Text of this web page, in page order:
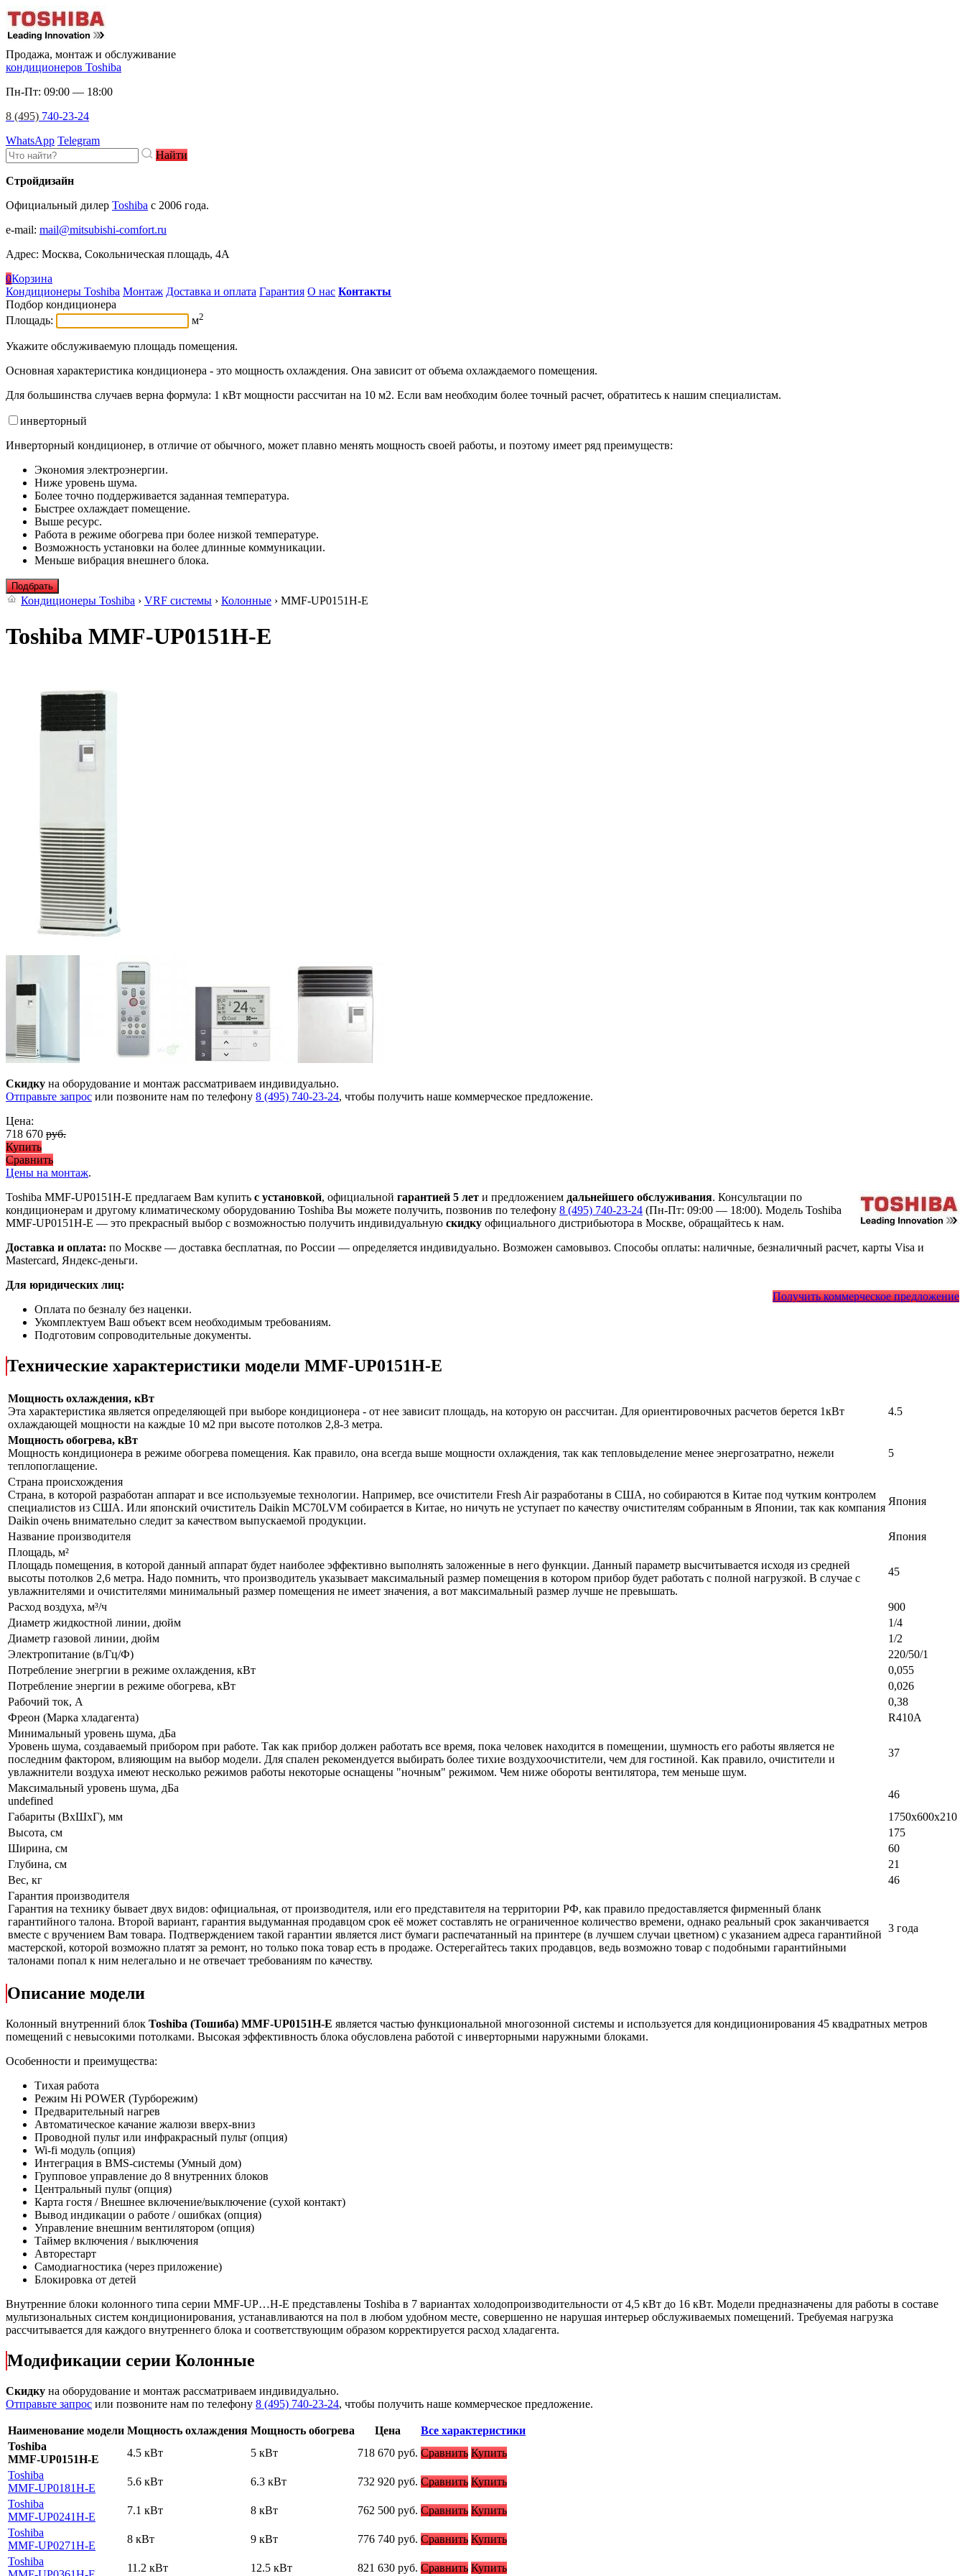
Продажа, монтаж и обслуживание
кондиционеров Toshiba
Пн-Пт: 09:00 — 18:00
8 (495) 740-23-24
WhatsApp Telegram
Найти
Стройдизайн
Официальный дилер Toshiba c 2006 года.
e-mail: mail@mitsubishi-comfort.ru
Адрес: Москва, Сокольническая площадь, 4А
0Корзина
Кондиционеры Toshiba Монтаж Доставка и оплата Гарантия О нас Контакты
Подбор кондиционера
Площадь:
м2
Укажите обслуживаемую площадь помещения.
Основная характеристика кондиционера - это мощность охлаждения. Она зависит от объема охлаждаемого помещения.
Для большинства случаев верна формула: 1 кВт мощности рассчитан на 10 м2. Если вам необходим более точный расчет, обратитесь к нашим специалистам.
инверторный
Инверторный кондиционер, в отличие от обычного, может плавно менять мощность своей работы, и поэтому имеет ряд преимуществ:
Экономия электроэнергии.
Ниже уровень шума.
Более точно поддерживается заданная температура.
Быстрее охлаждает помещение.
Выше ресурс.
Работа в режиме обогрева при более низкой температуре.
Возможность установки на более длинные коммуникации.
Меньше вибрация внешнего блока.
Подбрать
Кондиционеры Toshiba › VRF системы › Колонные › MMF-UP0151H-E
Toshiba MMF-UP0151H-E
Скидку на оборудование и монтаж рассматриваем индивидуально.
Отправьте запрос или позвоните нам по телефону 8 (495) 740-23-24, чтобы получить наше коммерческое предложение.
Цена:
718 670 руб.
Купить
Сравнить
Цены на монтаж.
Toshiba MMF-UP0151H-E предлагаем Вам купить с установкой, официальной гарантией 5 лет и предложением дальнейшего обслуживания. Консультации по
кондиционерам и другому климатическому оборудованию Toshiba Вы можете получить, позвонив по телефону 8 (495) 740-23-24 (Пн-Пт: 09:00 — 18:00). Модель Toshiba
MMF-UP0151H-E — это прекрасный выбор с возможностью получить индивидуальную скидку официального дистрибьютора в Москве, обращайтесь к нам.
Доставка и оплата: по Москве — доставка бесплатная, по России — определяется индивидуально. Возможен самовывоз. Способы оплаты: наличные, безналичный расчет, карты Visa и
Mastercard, Яндекс-деньги.
Получить коммерческое предложение
Для юридических лиц:
Оплата по безналу без наценки.
Укомплектуем Ваш объект всем необходимым требованиям.
Подготовим сопроводительные документы.
Технические характеристики модели MMF-UP0151H-E
Мощность охлаждения, кВт
Эта характеристика является определяющей при выборе кондиционера - от нее зависит площадь, на которую он рассчитан. Для ориентировочных расчетов берется 1кВт
охлаждающей мощности на каждые 10 м2 при высоте потолков 2,8-3 метра.
4.5
Мощность обогрева, кВт
Мощность кондиционера в режиме обогрева помещения. Как правило, она всегда выше мощности охлаждения, так как тепловыделение менее энергозатратно, нежели
теплопоглащение.
5
Страна происхождения
Страна, в которой разработан аппарат и все используемые технологии. Например, все очистители Fresh Air разработаны в США, но собираются в Китае под чутким контролем
специалистов из США. Или японский очиститель Daikin MC70LVM собирается в Китае, но ничуть не уступает по качеству очистителям собранным в Японии, так как компания
Daikin очень внимательно следит за качеством выпускаемой продукции.
Япония
Название производителя
Япония
Площадь, м²
Площадь помещения, в которой данный аппарат будет наиболее эффективно выполнять заложенные в него функции. Данный параметр высчитывается исходя из средней
высоты потолков 2,6 метра. Надо помнить, что производитель указывает максимальный размер помещения в котором прибор будет работать с полной нагрузкой. В случае с
увлажнителями и очистителями минимальный размер помещения не имеет значения, а вот максимальный размер лучше не превышать.
45
Расход воздуха, м³/ч
900
Диаметр жидкостной линии, дюйм
1/4
Диаметр газовой линии, дюйм
1/2
Электропитание (в/Гц/Ф)
220/50/1
Потребление энегргии в режиме охлаждения, кВт
0,055
Потребление энергии в режиме обогрева, кВт
0,026
Рабочий ток, А
0,38
Фреон (Марка хладагента)
R410A
Минимальный уровень шума, дБа
Уровень шума, создаваемый прибором при работе. Так как прибор должен работать все время, пока человек находится в помещении, шумность его работы является не
последним фактором, влияющим на выбор модели. Для спален рекомендуется выбирать более тихие воздухоочистители, чем для гостиной. Как правило, очистители и
увлажнители воздуха имеют несколько режимов работы некоторые оснащены "ночным" режимом. Чем ниже обороты вентилятора, тем меньше шум.
37
Максимальный уровень шума, дБа
undefined
46
Габариты (ВxШxГ), мм
1750х600х210
Высота, см
175
Ширина, см
60
Глубина, см
21
Вес, кг
46
Гарантия производителя
Гарантия на технику бывает двух видов: официальная, от производителя, или его представителя на территории РФ, как правило предоставляется фирменный бланк
гарантийного талона. Второй вариант, гарантия выдуманная продавцом срок её может составлять не ограниченное количество времени, однако реальный срок заканчивается
вместе с вручением Вам товара. Подтверждением такой гарантии является лист бумаги распечатанный на принтере (в лучшем случаи цветном) с указанием адреса гарантийной
мастерской, которой возможно платят за ремонт, но только пока товар есть в продаже. Остерегайтесь таких продавцов, ведь возможно товар с подобными гарантийными
талонами попал к ним нелегально и не отвечает требованиям по качеству.
3 года
Описание модели
Колонный внутренний блок Toshiba (Тошиба) MMF-UP0151H-E является частью функциональной многозонной системы и используется для кондиционирования 45 квадратных метров
помещений с невысокими потолками. Высокая эффективность блока обусловлена работой с инверторными наружными блоками.
Особенности и преимущества:
Тихая работа
Режим Hi POWER (Турборежим)
Предварительный нагрев
Автоматическое качание жалюзи вверх-вниз
Проводной пульт или инфракрасный пульт (опция)
Wi-fi модуль (опция)
Интеграция в BMS-системы (Умный дом)
Групповое управление до 8 внутренних блоков
Центральный пульт (опция)
Карта гостя / Внешнее включение/выключение (сухой контакт)
Вывод индикации о работе / ошибках (опция)
Управление внешним вентилятором (опция)
Таймер включения / выключения
Авторестарт
Самодиагностика (через приложение)
Блокировка от детей
Внутренние блоки колонного типа серии MMF-UP…H-E представлены Toshiba в 7 вариантах холодопроизводительности от 4,5 кВт до 16 кВт. Модели предназначены для работы в составе
мультизональных систем кондиционирования, устанавливаются на пол в любом удобном месте, совершенно не нарушая интерьер обслуживаемых помещений. Требуемая нагрузка
рассчитывается для каждого внутреннего блока и соответствующим образом корректируется расход хладагента.
Модификации серии Колонные
Скидку на оборудование и монтаж рассматриваем индивидуально.
Отправьте запрос или позвоните нам по телефону 8 (495) 740-23-24, чтобы получить наше коммерческое предложение.
Наименование модели Мощность охлаждения Мощность обогрева Цена
Все характеристики
Toshiba
MMF-UP0151H-E
4.5 кВт 5 кВт 718 670 руб. Сравнить Купить
Toshiba
MMF-UP0181H-E
5.6 кВт 6.3 кВт 732 920 руб. Сравнить Купить
Toshiba
MMF-UP0241H-E
7.1 кВт 8 кВт 762 500 руб. Сравнить Купить
Toshiba
MMF-UP0271H-E
8 кВт 9 кВт 776 740 руб. Сравнить Купить
Toshiba
11.2 кВт 12.5 кВт 821 630 руб. Сравнить Купить